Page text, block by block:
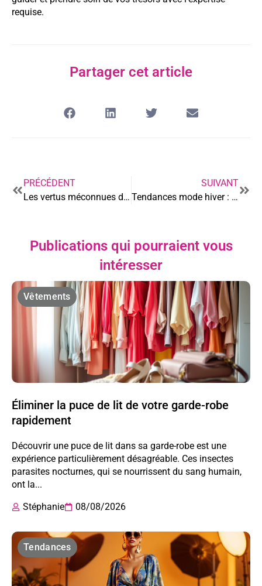
requise.
Partager cet article
PRÉCÉDENT
Les vertus méconnues des bijoux en pierres naturelles
SUIVANT
Tendances mode hiver : les indispensables à adopter
Publications qui pourraient vous
intéresser
Vêtements
Éliminer la puce de lit de votre garde-robe
rapidement
Découvrir une puce de lit dans sa garde-robe est une
expérience particulièrement désagréable. Ces insectes
parasites nocturnes, qui se nourrissent du sang humain,
ont la...
Stéphanie
08/08/2026
Tendances